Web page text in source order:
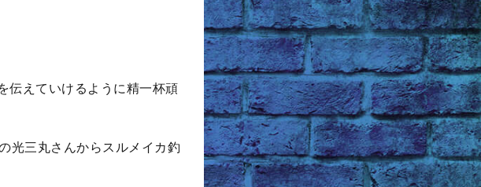
伝えていけるように精一杯頑
光三丸さんからスルメイカ釣